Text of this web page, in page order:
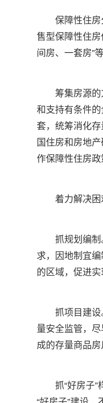
保障性住
售型保障性住
间房、一套房”
筹集房源
和支持有条件
套，统筹消化
国住房和房地
作保障性住房政
着力解决困
抓规划编
求，因地制宜
的区域，促进实
抓项目建
量安全监管，
成的存量商品房
抓“好房子